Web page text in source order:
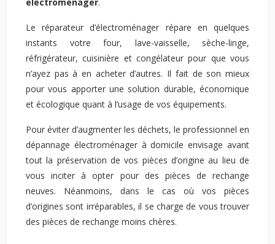
Le réparateur d’électroménager répare en quelques
instants votre four, lave-vaisselle, sèche-linge,
réfrigérateur, cuisinière et congélateur pour que vous
n’ayez pas à en acheter d’autres. Il fait de son mieux
pour vous apporter une solution durable, économique
et écologique quant à l’usage de vos équipements.
Pour éviter d’augmenter les déchets, le professionnel en
dépannage électroménager à domicile envisage avant
tout la préservation de vos pièces d’origine au lieu de
vous inciter à opter pour des pièces de rechange
neuves. Néanmoins, dans le cas où vos pièces
d’origines sont irréparables, il se charge de vous trouver
des pièces de rechange moins chères.